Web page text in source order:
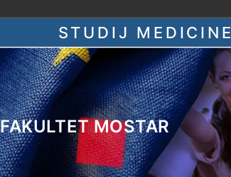
STUDIJ MEDICINE
MOSTAR